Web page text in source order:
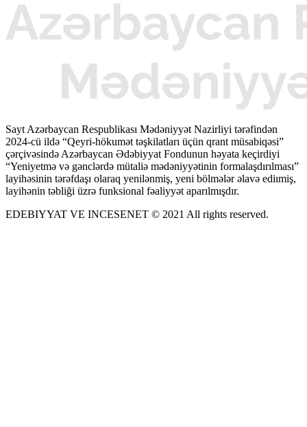
Sayt Azərbaycan Respublikası Mədəniyyət Nazirliyi tərəfindən
2024-cü ildə “Qeyri-hökumət təşkilatları üçün qrant müsabiqəsi”
çərçivəsində Azərbaycan Ədəbiyyat Fondunun həyata keçirdiyi
“Yeniyetmə və gənclərdə mütaliə mədəniyyətinin formalaşdırılması”
layihəsinin tərəfdaşı olaraq yenilənmiş, yeni bölmələr əlavə ediımiş,
layihənin təbliği üzrə funksional fəaliyyət aparılmışdır.
EDEBIYYAT VE INCESENET © 2021 All rights reserved.